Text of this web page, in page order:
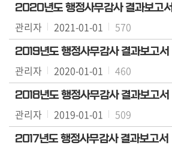
회
자
료
실
참
여
마
당
2020년도 행정사무감사 결과보고서
관리자 2021-01-01 570
2019년도 행정사무감사 결과보고서
관리자 2020-01-01 460
2018년도 행정사무감사 결과보고서
관리자 2019-01-01 509
2017년도 행정사무감사 결과보고서